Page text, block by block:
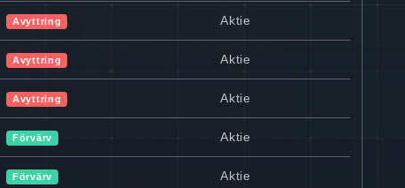
Avyttring Aktie
Avyttring Aktie
Avyttring Aktie
Förvärv Aktie
Förvärv Aktie